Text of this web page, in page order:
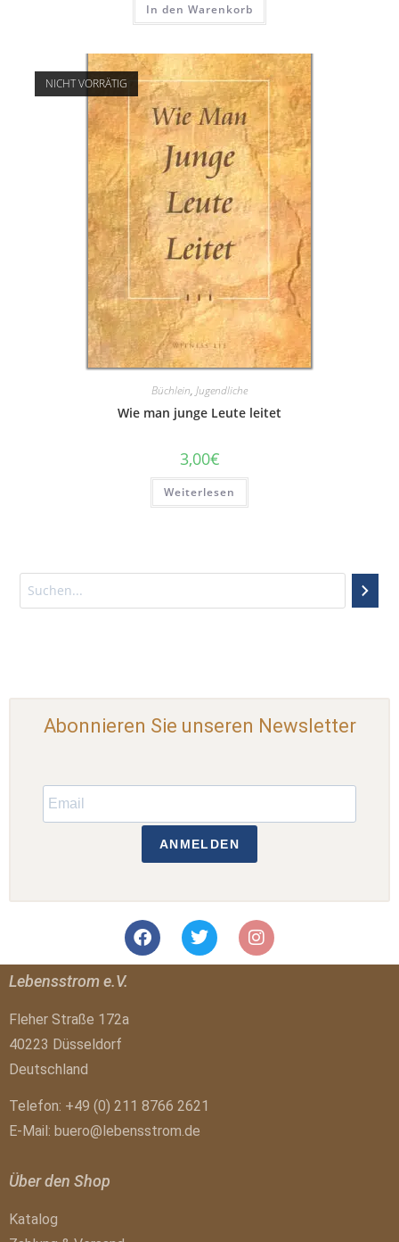
In den Warenkorb
NICHT VORRÄTIG
Büchlein, Jugendliche
Wie man junge Leute leitet
3,00€
Weiterlesen
Abonnieren Sie unseren Newsletter
ANMELDEN
Lebensstrom e.V.
Fleher Straße 172a
40223 Düsseldorf
Deutschland
Telefon: +49 (0) 211 8766 2621
E-Mail: buero@lebensstrom.de
Über den Shop
Katalog